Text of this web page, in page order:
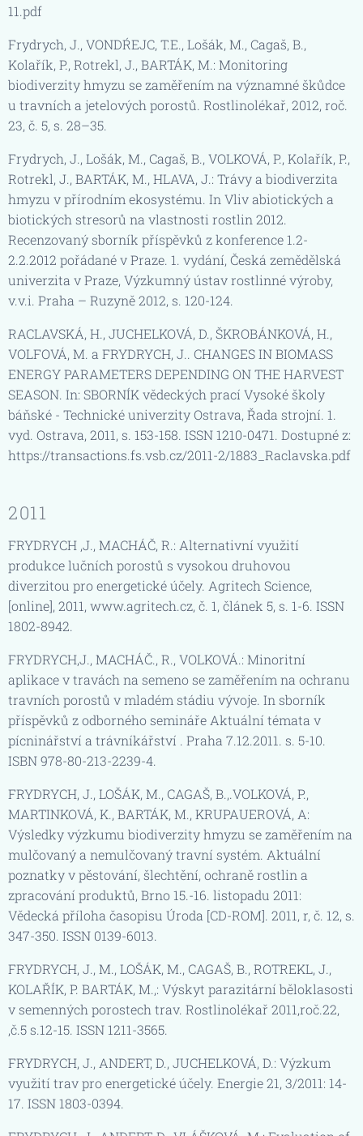
11.pdf
Frydrych, J., VONDŔEJC, T.E., Lošák, M., Cagaš, B.,
Kolařík, P., Rotrekl, J., BARTÁK, M.: Monitoring
biodiverzity hmyzu se zaměřením na významné škůdce
u travních a jetelových porostů. Rostlinolékař, 2012, roč.
23, č. 5, s. 28–35.
Frydrych, J., Lošák, M., Cagaš, B., VOLKOVÁ, P., Kolařík, P.,
Rotrekl, J., BARTÁK, M., HLAVA, J.: Trávy a biodiverzita
hmyzu v přírodním ekosystému. In Vliv abiotických a
biotických stresorů na vlastnosti rostlin 2012.
Recenzovaný sborník příspěvků z konference 1.2-
2.2.2012 pořádané v Praze. 1. vydání, Česká zemědělská
univerzita v Praze, Výzkumný ústav rostlinné výroby,
v.v.i. Praha – Ruzyně 2012, s. 120-124.
RACLAVSKÁ, H., JUCHELKOVÁ, D., ŠKROBÁNKOVÁ, H.,
VOLFOVÁ, M. a FRYDRYCH, J.. CHANGES IN BIOMASS
ENERGY PARAMETERS DEPENDING ON THE HARVEST
SEASON. In: SBORNÍK vědeckých prací Vysoké školy
báňské - Technické univerzity Ostrava, Řada strojní. 1.
vyd. Ostrava, 2011, s. 153-158. ISSN 1210-0471. Dostupné z:
https://transactions.fs.vsb.cz/2011-2/1883_Raclavska.pdf
2011
FRYDRYCH ,J., MACHÁČ, R.: Alternativní využití
produkce lučních porostů s vysokou druhovou
diverzitou pro energetické účely. Agritech Science,
[online], 2011, www.agritech.cz, č. 1, článek 5, s. 1-6. ISSN
1802-8942.
FRYDRYCH,J., MACHÁČ., R., VOLKOVÁ.: Minoritní
aplikace v travách na semeno se zaměřením na ochranu
travních porostů v mladém stádiu vývoje. In sborník
příspěvků z odborného semináře Aktuální témata v
pícninářství a trávníkářství . Praha 7.12.2011. s. 5-10.
ISBN 978-80-213-2239-4.
FRYDRYCH, J., LOŠÁK, M., CAGAŠ, B.,.VOLKOVÁ, P.,
MARTINKOVÁ, K., BARTÁK, M., KRUPAUEROVÁ, A:
Výsledky výzkumu biodiverzity hmyzu se zaměřením na
mulčovaný a nemulčovaný travní systém. Aktuální
poznatky v pěstování, šlechtění, ochraně rostlin a
zpracování produktů, Brno 15.-16. listopadu 2011:
Vědecká příloha časopisu Úroda [CD-ROM]. 2011, r, č. 12, s.
347-350. ISSN 0139-6013.
FRYDRYCH, J., M., LOŠÁK, M., CAGAŠ, B., ROTREKL, J.,
KOLAŘÍK, P. BARTÁK, M.,: Výskyt parazitární běloklasosti
v semenných porostech trav. Rostlinolékař 2011,roč.22,
,č.5 s.12-15. ISSN 1211-3565.
FRYDRYCH, J., ANDERT, D., JUCHELKOVÁ, D.: Výzkum
využití trav pro energetické účely. Energie 21, 3/2011: 14-
17. ISSN 1803-0394.